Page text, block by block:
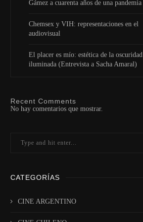
Gámez a cuarenta años de una pandemia
Chemsex y VIH: representaciones en el
audiovisual
El placer es mío: estética de la oscuridad
iluminada (Entrevista a Sacha Amaral)
Recent Comments
No hay comentarios que mostrar.
CATEGORÍAS
CINE ARGENTINO